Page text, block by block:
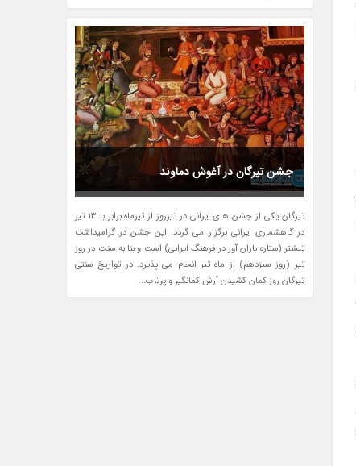
جشن تیرگان در آغوش دماوند
تیرگان یکی از جشن های ایرانی در تیرروز از تیرماه برابر با 13 تیر
در گاهشماری ایرانی برگزار می گردد. این جشن در گرامیداشت
تیشتر (ستاره باران آور در فرهنگ ایرانی) است و بنا به سنت در روز
تیر (روز سیزدهم) از ماه تیر انجام می پذیرد. در تواریخ سنتی
تیرگان روز کمان کشیدن آرش کمانگیر و پرتاب...